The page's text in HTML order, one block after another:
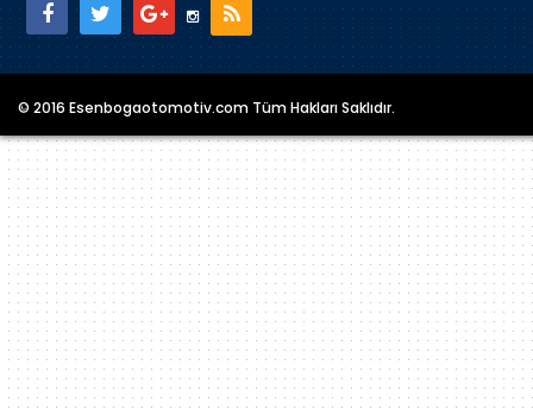
© 2016 Esenbogaotomotiv.com Tüm Hakları Saklıdır.